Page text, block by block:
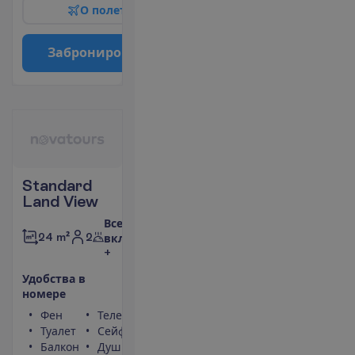
О полет
Заброниро
Standard
Land View
24 m² 2
Все
включено
+
Удобства в
номере
Фен
Туалет
Балкон
Телефон
Сейф
Душ